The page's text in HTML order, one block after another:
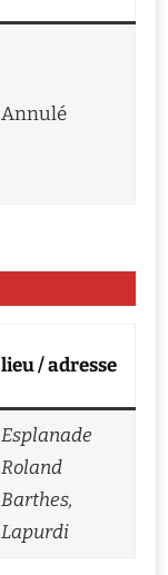
Annulé
lieu / adresse
Esplanade
Roland
Barthes,
Lapurdi